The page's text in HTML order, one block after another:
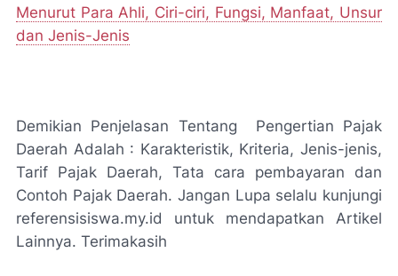
Menurut Para Ahli, Ciri-ciri, Fungsi, Manfaat, Unsur
dan Jenis-Jenis
Demikian Penjelasan Tentang Pengertian Pajak
Daerah Adalah : Karakteristik, Kriteria, Jenis-jenis,
Tarif Pajak Daerah, Tata cara pembayaran dan
Contoh Pajak Daerah. Jangan Lupa selalu kunjungi
referensisiswa.my.id untuk mendapatkan Artikel
Lainnya. Terimakasih